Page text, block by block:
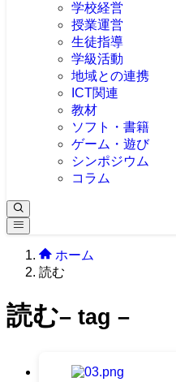
学校経営
授業運営
生徒指導
学級活動
地域との連携
ICT関連
教材
ソフト・書籍
ゲーム・遊び
シンポジウム
コラム
ホーム
読む
読む– tag –